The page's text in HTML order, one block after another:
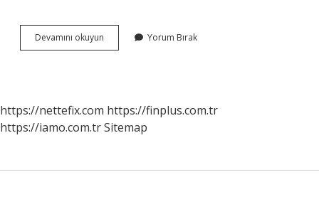
Devamını okuyun
100
Yorum Bırak
https://nettefix.com https://finplus.com.tr
https://iamo.com.trSitemap